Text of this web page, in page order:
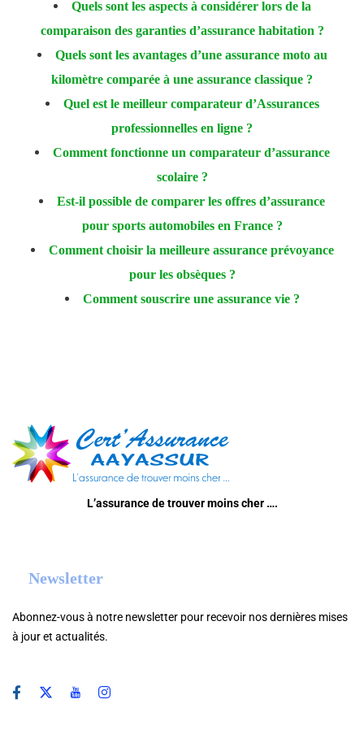
Quels sont les aspects à considérer lors de la
comparaison des garanties d’assurance habitation ?
Quels sont les avantages d’une assurance moto au
kilomètre comparée à une assurance classique ?
Quel est le meilleur comparateur d’Assurances
professionnelles en ligne ?
Comment fonctionne un comparateur d’assurance
scolaire ?
Est-il possible de comparer les offres d’assurance
pour sports automobiles en France ?
Comment choisir la meilleure assurance prévoyance
pour les obsèques ?
Comment souscrire une assurance vie ?
L’assurance de trouver moins cher ….
Newsletter
Abonnez-vous à notre newsletter pour recevoir nos dernières mises
à jour et actualités.